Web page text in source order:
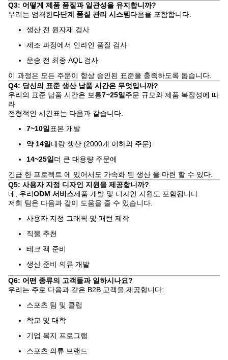
Q3: 어떻게 제품 품질과 일관성을 유지합니까?
우리는 엄격한다단계 품질 관리 시스템 다음을 포함합니다.
생산 전 원자재 검사
제조 과정에서 인라인 품질 검사
운송 전 최종 AQL 검사
이 과정은 모든 주문이 항상 승인된 표준을 충족하도록 돕습니다.
Q4: 당신의 표준 생산 납품 시간은 무엇입니까?
우리의 표준 납품 시간은 보통7~25일 주문 규모와 제품 복잡성에 따
라
전형적인 시간표는 다음과 같습니다.
7~10일 표본 개발
약 14일대량 생산 (2000개 이하의 주문)
14~25일 더 큰 대용량 주문에
긴급 한 프로젝트 에 있어서도 가속화 된 생산 을 마련 할 수 있다.
Q5: 사용자 지정 디자인 지원을 제공합니까?
네, 우리ODM 서비스제품 개발 및 디자인 지원도 포함됩니다.
저희 팀은 다음과 같이 도움을 줄 수 있습니다.
사용자 지정 그래픽 및 패턴 제작
직물 추천
테크 팩 준비
생산 준비 의류 개발
Q6: 어떤 종류의 고객들과 일하시나요?
우리는 주로 다음과 같은 B2B 고객을 제공합니다:
스포츠 팀 및 클럽
학교 및 대학
기업 복지 프로그램
스포츠 의류 브랜드